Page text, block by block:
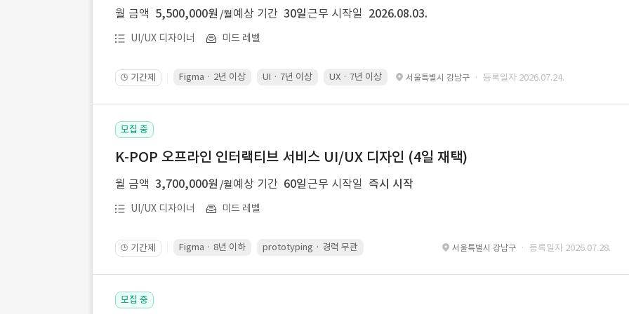
월 금액 5,500,000원 /월예상 기간 30일 근무 시작일 2026.08.03.
UI/UX 디자이너 미드 레벨
🕒 기간제 Figma · 2년 이상 UI · 7년 이상 UX · 7년 이상 서울특별시 강남구 · 등록일자 2026.07.24.
모집 중
K-POP 오프라인 인터랙티브 서비스 UI/UX 디자인 (4일 재택)
월 금액 3,700,000원 /월예상 기간 60일 근무 시작일 즉시 시작
UI/UX 디자이너 미드 레벨
🕒 기간제 Figma · 8년 이하 prototyping · 경력 무관 led 화면 대응 · 경력 무관 Motiongraphic · 경력 무관
서울특별시 강남구 · 등록일자 2026.07.28.
모집 중